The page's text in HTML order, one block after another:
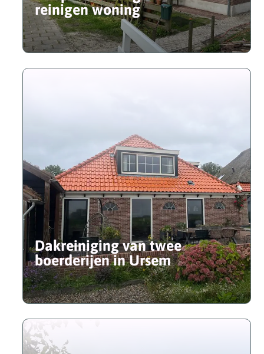
reinigen woning
Dakreiniging van twee
boerderijen in Ursem